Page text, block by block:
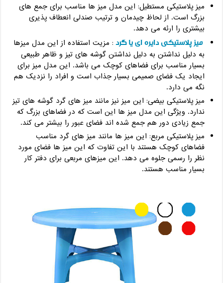
میز پلاستیکی مستطیل: این مدل میز ها مناسب برای جمع های
بزرگ است. از لحاظ چیدمان و ترتیب صندلی انعطاف پذیری
بیشتری را ارئه می دهد.
میز پلاستیکی دایره ای یا گرد : مزیت استفاده از این مدل میزها
به دلیل نداشتن به دلیل نداشتن گوشه های تیز و ظاهر طبیعی
بسیار مناسب برای فضاهای کوچک می باشد. این مدل میز برای
ایجاد یک فضای صمیمی بسیار جذاب است و افراد را نزدیک هم
نگه می دارد.
میز پلاستیکی بیضی: این میز نیز مانند میز های گرد گوشه های تیز
ندارد. ویژگی این مدل میز ها این است که در فضاهای بزرگ که
جمع زیادی دور هم جمع شده اند فضای عبور را بیشتر می کند.
میز پلاستیکی مربع: این میز ها مانند میز های گرد مناسب
فضاهای کوچک هستند با این تفاوت که این میز ها فضای مورد
نظر را رسمی جلوه می دهد. این میزهای مربعی برای دفتر کار
بسیار مناسب هستند.